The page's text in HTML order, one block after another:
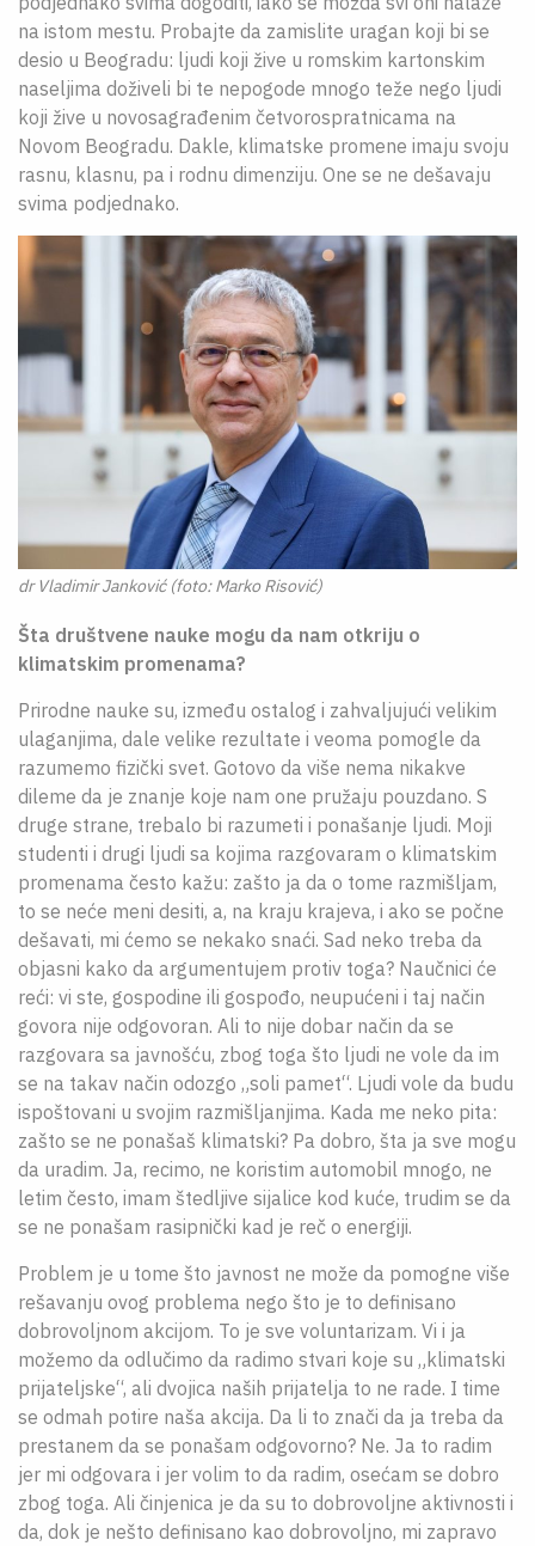
na istom mestu. Probajte da zamislite uragan koji bi se
desio u Beogradu: ljudi koji žive u romskim kartonskim
naseljima doživeli bi te nepogode mnogo teže nego ljudi
koji žive u novosagrađenim četvorospratnicama na
Novom Beogradu. Dakle, klimatske promene imaju svoju
rasnu, klasnu, pa i rodnu dimenziju. One se ne dešavaju
svima podjednako.
dr Vladimir Janković (foto: Marko Risović)
Šta društvene nauke mogu da nam otkriju o
klimatskim promenama?
Prirodne nauke su, između ostalog i zahvaljujući velikim
ulaganjima, dale velike rezultate i veoma pomogle da
razumemo fizički svet. Gotovo da više nema nikakve
dileme da je znanje koje nam one pružaju pouzdano. S
druge strane, trebalo bi razumeti i ponašanje ljudi. Moji
studenti i drugi ljudi sa kojima razgovaram o klimatskim
promenama često kažu: zašto ja da o tome razmišljam,
to se neće meni desiti, a, na kraju krajeva, i ako se počne
dešavati, mi ćemo se nekako snaći. Sad neko treba da
objasni kako da argumentujem protiv toga? Naučnici će
reći: vi ste, gospodine ili gospođo, neupućeni i taj način
govora nije odgovoran. Ali to nije dobar način da se
razgovara sa javnošću, zbog toga što ljudi ne vole da im
se na takav način odozgo „soli pamet“. Ljudi vole da budu
ispoštovani u svojim razmišljanjima. Kada me neko pita:
zašto se ne ponašaš klimatski? Pa dobro, šta ja sve mogu
da uradim. Ja, recimo, ne koristim automobil mnogo, ne
letim često, imam štedljive sijalice kod kuće, trudim se da
se ne ponašam rasipnički kad je reč o energiji.
Problem je u tome što javnost ne može da pomogne više
rešavanju ovog problema nego što je to definisano
dobrovoljnom akcijom. To je sve voluntarizam. Vi i ja
možemo da odlučimo da radimo stvari koje su „klimatski
prijateljske“, ali dvojica naših prijatelja to ne rade. I time
se odmah potire naša akcija. Da li to znači da ja treba da
prestanem da se ponašam odgovorno? Ne. Ja to radim
jer mi odgovara i jer volim to da radim, osećam se dobro
zbog toga. Ali činjenica je da su to dobrovoljne aktivnosti i
da, dok je nešto definisano kao dobrovoljno, mi zapravo